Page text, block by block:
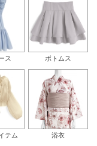
ス ボトムス
テム 浴衣